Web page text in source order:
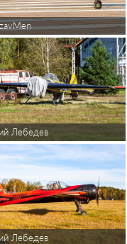
Лебедев
Лебедев